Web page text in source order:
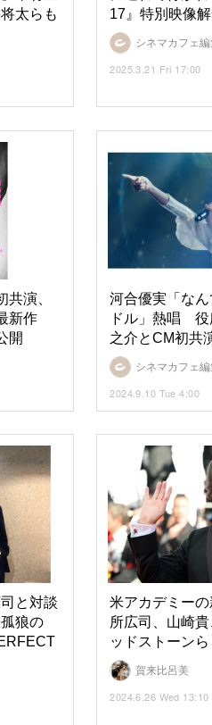
太らも
シネマカフェ
17』特別映像
2025.3.21 Fri 17:00
演、
新作
開
シネマカフェ
河合優実「な
ドル」熱唱 役
之介とCM初共
2024.9.10 Tue 4:00
と対談
狼の
賀来比呂美
米アカデミー
所広司、山崎
ッドストーンら
2024.6.26 Wed 13:10